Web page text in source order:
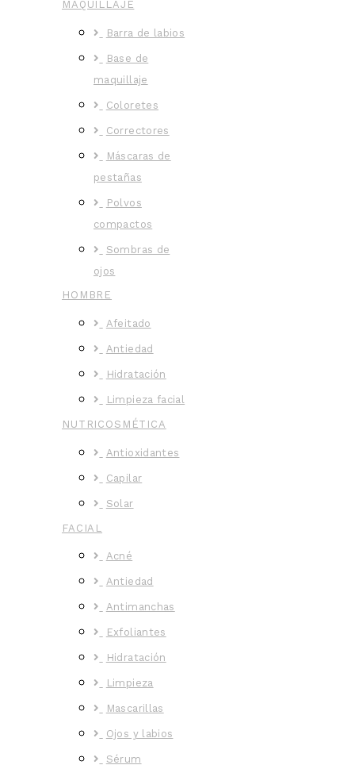
MAQUILLAJE
Barra de labios
Base de
maquillaje
Coloretes
Correctores
Máscaras de
pestañas
Polvos
compactos
Sombras de
ojos
HOMBRE
Afeitado
Antiedad
Hidratación
Limpieza facial
NUTRICOSMÉTICA
Antioxidantes
Capilar
Solar
FACIAL
Acné
Antiedad
Antimanchas
Exfoliantes
Hidratación
Limpieza
Mascarillas
Ojos y labios
Sérum